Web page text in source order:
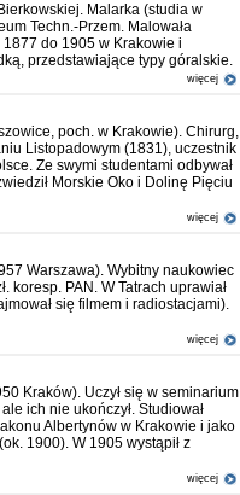
Malarka (studia w
Techn.-Przem. Malowała
do 1905 w Krakowie i
przedstawiające typy góralskie.
więcej
poch. w Krakowie). Chirurg,
Listopadowym (1831), uczestnik
Ze swymi studentami odbywał
Morskie Oko i Dolinę Pięciu
więcej
Warszawa). Wybitny naukowiec
koresp. PAN. W Tatrach uprawiał
się filmem i radiostacjami).
więcej
Kraków). Uczył się w seminarium
ich nie ukończył. Studiował
Albertynów w Krakowie i jako
1900). W 1905 wystąpił z
więcej